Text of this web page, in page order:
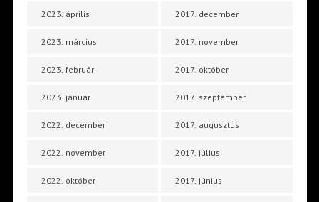
2023. április
2023. március
2023. február
2023. január
2022. december
2022. november
2022. október
2017. december
2017. november
2017. október
2017. szeptember
2017. augusztus
2017. július
2017. június